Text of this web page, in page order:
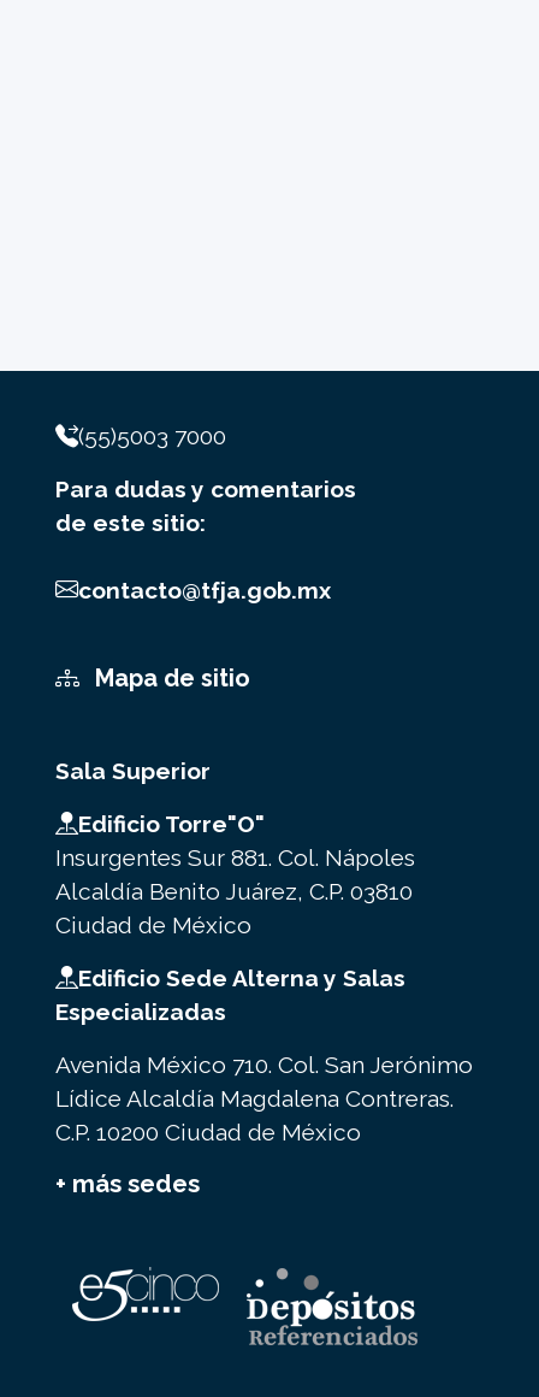
(55)5003 7000
Para dudas y comentarios
de este sitio:
contacto@tfja.gob.mx
Mapa de sitio
Sala Superior
Edificio Torre"O"
Insurgentes Sur 881. Col. Nápoles
Alcaldía Benito Juárez, C.P. 03810
Ciudad de México
Edificio Sede Alterna y Salas
Especializadas
Avenida México 710. Col. San Jerónimo
Lídice Alcaldía Magdalena Contreras.
C.P. 10200 Ciudad de México
+ más sedes